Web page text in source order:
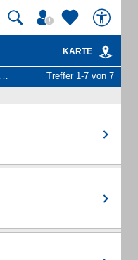
KARTE
Treffer 1-7 von 7